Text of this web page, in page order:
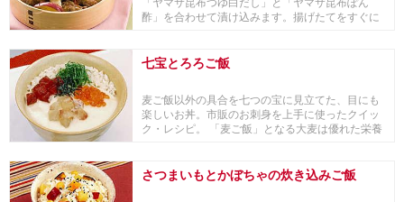
酢」を合わせて漬け込みます。揚げたてをすぐに
七宝とろろご飯
麦ご飯以外の具合を七つの宝に見立てた、目にも
楽しいお丼。市販のお刺身を上手に使ったクイッ
ク・レシピ。 「麦ご飯」となる大麦は優れた栄養
さつまいもとかぼちゃの炊き込みご飯